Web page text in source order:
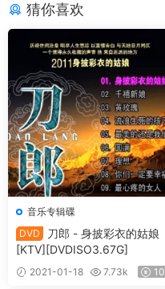
猜你喜欢
音乐专辑碟
DVD
刀郎 - 身披彩衣的姑娘
[KTV][DVDISO3.67G]
2021-01-18 7.73k 10